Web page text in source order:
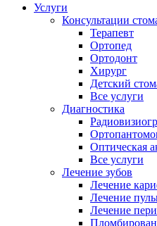
Услуги
Консультации
Терапевт
Ортопед
Ортодонт
Хирург
Детский
Все услуги
Диагностика
Оптическая
Все услуги
Лечение зубов
Лечение
Лечение
Лечение